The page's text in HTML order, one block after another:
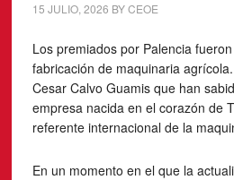
15 JULIO, 2026 BYCEOE
Los premiados por Palencia
fabricación de maquinaria
Cesar Calvo Guamis que han
empresa nacida en el corazón de
referente internacional de la
En un momento en el que la